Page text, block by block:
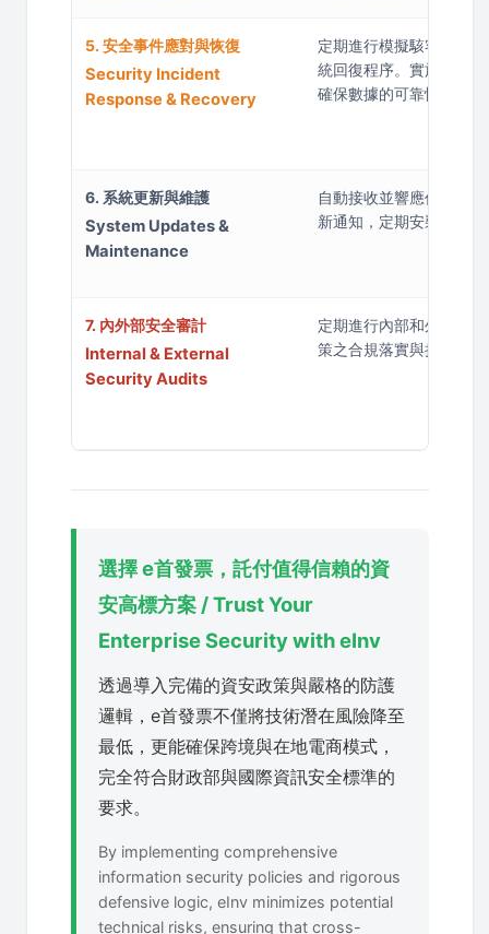
5. 安全事件應對與恢復
Security Incident
Response & Recovery
定期進行模擬駭客攻擊
統回復程序。實施定期
確保數據的可靠恢復。
6. 系統更新與維護
System Updates &
Maintenance
自動接收並響應作業系
新通知，定期安裝修補
7. 內外部安全審計
Internal & External
Security Audits
定期進行內部和外部安
策之合規落實與持續優化
選擇 e首發票，託付值得信賴的資
安高標方案 / Trust Your
Enterprise Security with eInv
透過導入完備的資安政策與嚴格的防護
邏輯，e首發票不僅將技術潛在風險降至
最低，更能確保跨境與在地電商模式，
完全符合財政部與國際資訊安全標準的
要求。
By implementing comprehensive
information security policies and rigorous
defensive logic, eInv minimizes potential
technical risks, ensuring that cross-